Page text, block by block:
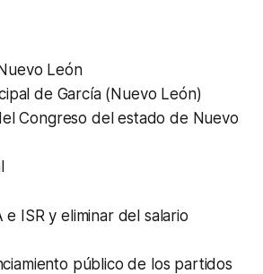
León
de García (Nuevo León)
Congreso del estado de Nuevo
e ISR y eliminar del salario
público de los partidos